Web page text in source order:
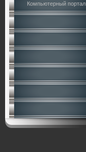
Компьютерный портал